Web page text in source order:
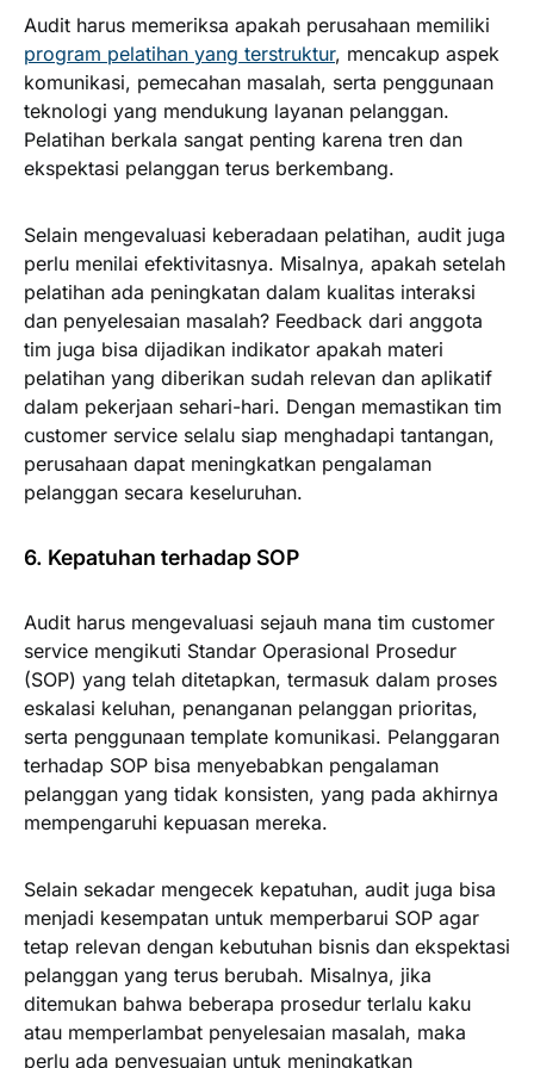
Audit harus memeriksa apakah perusahaan memiliki
program pelatihan yang terstruktur, mencakup aspek
komunikasi, pemecahan masalah, serta penggunaan
teknologi yang mendukung layanan pelanggan.
Pelatihan berkala sangat penting karena tren dan
ekspektasi pelanggan terus berkembang.
Selain mengevaluasi keberadaan pelatihan, audit juga
perlu menilai efektivitasnya. Misalnya, apakah setelah
pelatihan ada peningkatan dalam kualitas interaksi
dan penyelesaian masalah? Feedback dari anggota
tim juga bisa dijadikan indikator apakah materi
pelatihan yang diberikan sudah relevan dan aplikatif
dalam pekerjaan sehari-hari. Dengan memastikan tim
customer service selalu siap menghadapi tantangan,
perusahaan dapat meningkatkan pengalaman
pelanggan secara keseluruhan.
6. Kepatuhan terhadap SOP
Audit harus mengevaluasi sejauh mana tim customer
service mengikuti Standar Operasional Prosedur
(SOP) yang telah ditetapkan, termasuk dalam proses
eskalasi keluhan, penanganan pelanggan prioritas,
serta penggunaan template komunikasi. Pelanggaran
terhadap SOP bisa menyebabkan pengalaman
pelanggan yang tidak konsisten, yang pada akhirnya
mempengaruhi kepuasan mereka.
Selain sekadar mengecek kepatuhan, audit juga bisa
menjadi kesempatan untuk memperbarui SOP agar
tetap relevan dengan kebutuhan bisnis dan ekspektasi
pelanggan yang terus berubah. Misalnya, jika
ditemukan bahwa beberapa prosedur terlalu kaku
atau memperlambat penyelesaian masalah, maka
perlu ada penyesuaian untuk meningkatkan